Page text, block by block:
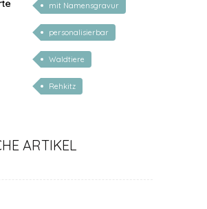
mit Namensgravur
personalisierbar
Waldtiere
Rehkitz
ARTIKEL